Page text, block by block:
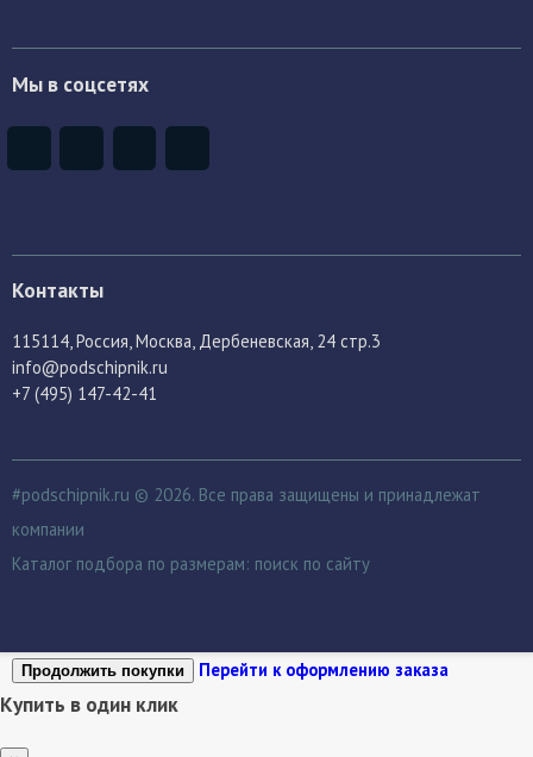
Мы в соцсетях
Контакты
115114 , Россия, Москва, Дербеневская, 24 стр.3
info@podschipnik.ru
+7 (495) 147-42-41
#podschipnik.ru © 2026. Все права защищены и принадлежат
компании
Каталог подбора по размерам: поиск по сайту
Продолжить покупки Перейти к оформлению заказа
Купить в один клик